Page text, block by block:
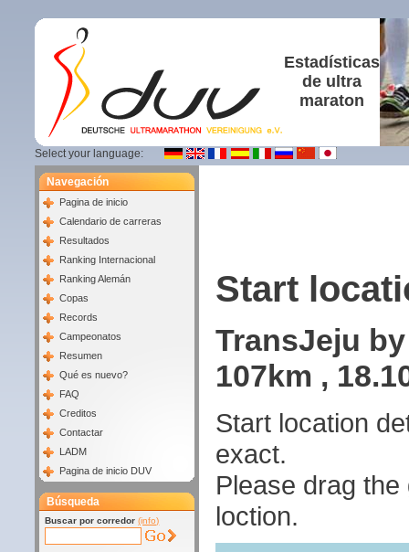
Estadísticas
de ultra
maraton
Select your language:
Navegación
Pagina de inicio
Calendario de carreras
Resultados
Ranking Internacional
Ranking Alemán
Copas
Records
Campeonatos
Resumen
Qué es nuevo?
FAQ
Creditos
Contactar
LADM
Pagina de inicio DUV
Búsqueda
Buscar por corredor (info)
Start
TransJeju
107km ,
Start location
exact.
Please drag
loction.